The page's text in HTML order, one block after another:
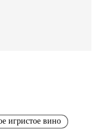
игристое вино